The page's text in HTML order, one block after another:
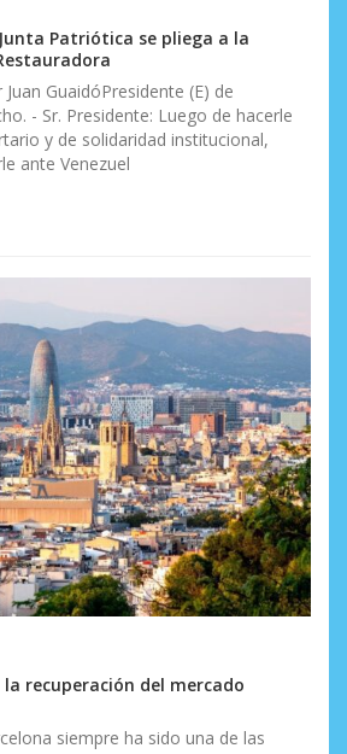
Patriótica se pliega a la
GuaidóPresidente (E) de
- Sr. Presidente: Luego de hacerle
y de solidaridad institucional,
ante Venezuel
recuperación del mercado
siempre ha sido una de las